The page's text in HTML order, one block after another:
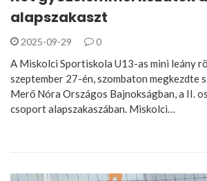
alapszakaszt
2025-09-29 0
A Miskolci Sportiskola U13-as mini leány
szeptember 27-én, szombaton megkezdte
Merő Nóra Országos Bajnokságban, a II.
csoport alapszakaszában. Miskolci…